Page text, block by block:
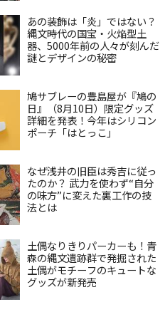
あの装飾は「炎」ではない？
縄文時代の国宝・火焔型土
器、5000年前の人々が刻んだ
謎とデザインの秘密
鳩サブレーの豊島屋が『鳩の
日』（8月10日）限定グッズ
詳細を発表！今年はシリコン
ポーチ「はとっこ」
なぜ浅井の旧臣は秀吉に従っ
たのか？ 武力を使わず“自分
の味方”に変えた裏工作の技
法とは
土偶なりきりパーカーも！青
森の縄文遺跡群で発掘された
土偶がモチーフのキュートな
グッズが新発売